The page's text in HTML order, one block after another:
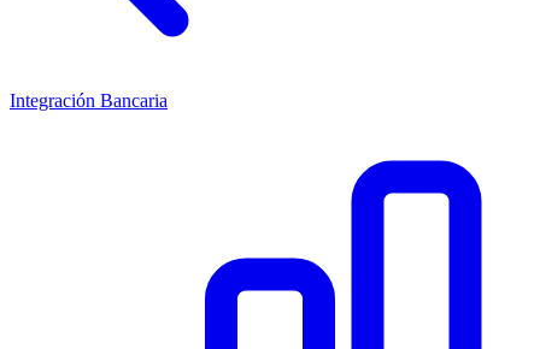
Integración Bancaria